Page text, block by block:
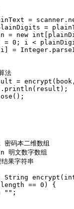
=
=
= new
= 0; i <
=
法
=
码本二维数组
明文数字数组
果字符串
String
== 0) {
"";